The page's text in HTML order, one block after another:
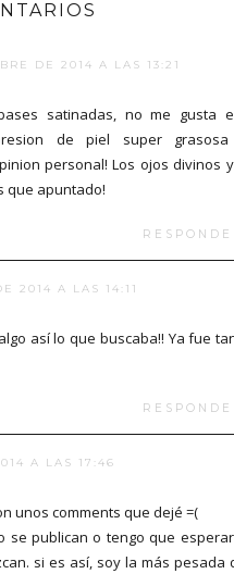
DE 2014 A LAS 13:21
satinadas, no me gusta
de piel super
personal! Los ojos divinos
que apuntado!
2014 A LAS 14:11
así lo que buscaba!! Ya fue
A LAS 17:46
unos comments que dejé =(
se publican o tengo que
si es así, soy la más pesada